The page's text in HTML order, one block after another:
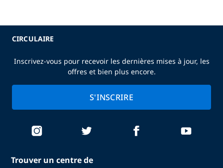
Trouver un centre de
CIRCULAIRE
Inscrivez-vous pour recevoir les dernières mises à jour, les
offres et bien plus encore.
S'INSCRIRE